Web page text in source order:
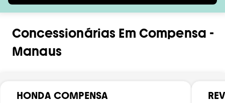
Concessionárias Em Compensa -
Manaus
HONDA COMPENSA